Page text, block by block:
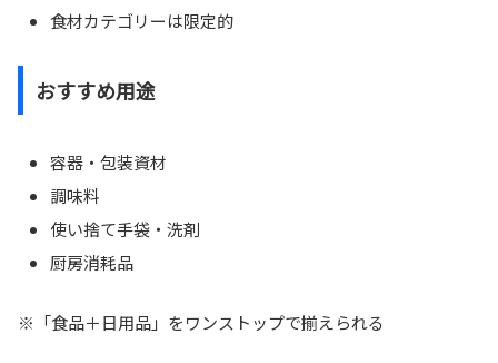
食材カテゴリーは限定的
おすすめ用途
容器・包装資材
調味料
使い捨て手袋・洗剤
厨房消耗品
※「食品＋日用品」をワンストップで揃えられる